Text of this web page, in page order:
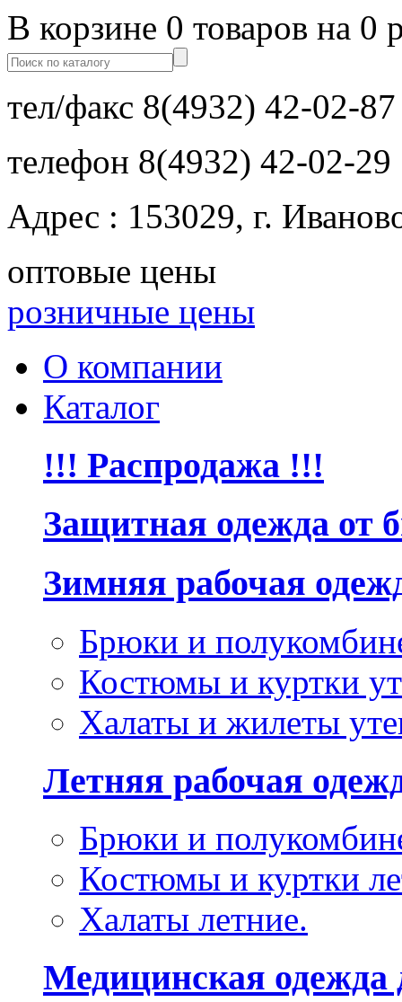
В корзине 0 товаров на 0
тел/факс 8(4932) 42-02-87
телефон 8(4932) 42-02-29
Адрес : 153029, г.
оптовые цены
розничные цены
О компании
Каталог
!!! Распродажа !!!
Защитная одежда от
Зимняя рабочая
Брюки и
Костюмы и куртки
Халаты и жилеты
Летняя рабочая
Брюки и
Костюмы и куртки
Халаты летние.
Медицинская